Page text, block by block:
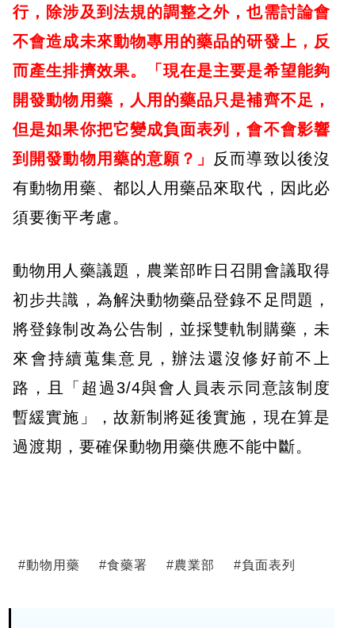
行，除涉及到法規的調整之外，也需討論會
不會造成未來動物專用的藥品的研發上，反
而產生排擠效果。「現在是主要是希望能夠
開發動物用藥，人用的藥品只是補齊不足，
但是如果你把它變成負面表列，會不會影響
到開發動物用藥的意願？」 反而導致以後沒
有動物用藥、都以人用藥品來取代，因此必
須要衡平考慮。
動物用人藥議題，農業部昨日召開會議取得
初步共識，為解決動物藥品登錄不足問題，
將登錄制改為公告制，並採雙軌制購藥，未
來會持續蒐集意見，辦法還沒修好前不上
路，且「超過3/4與會人員表示同意該制度
暫緩實施」，故新制將延後實施，現在算是
過渡期，要確保動物用藥供應不能中斷。
#動物用藥 #食藥署 #農業部 #負面表列